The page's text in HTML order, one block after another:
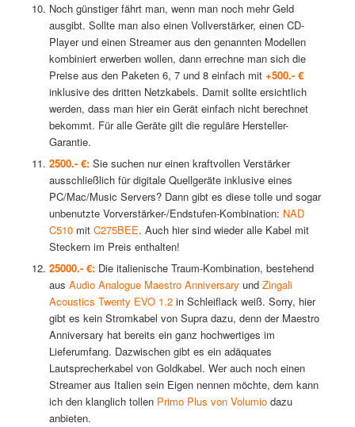
Noch günstiger fährt man, wenn man noch mehr Geld
ausgibt. Sollte man also einen Vollverstärker, einen CD-
Player und einen Streamer aus den genannten Modellen
kombiniert erwerben wollen, dann errechne man sich die
Preise aus den Paketen 6, 7 und 8 einfach mit +500.- €
inklusive des dritten Netzkabels. Damit sollte ersichtlich
werden, dass man hier ein Gerät einfach nicht berechnet
bekommt. Für alle Geräte gilt die reguläre Hersteller-
Garantie.
2500.- €:Sie suchen nur einen kraftvollen Verstärker
ausschließlich für digitale Quellgeräte inklusive eines
PC/Mac/Music Servers? Dann gibt es diese tolle und sogar
unbenutzte Vorverstärker-/Endstufen-Kombination: NAD
C510mit C275BEE. Auch hier sind wieder alle Kabel mit
Steckern im Preis enthalten!
25000.- €:Die italienische Traum-Kombination, bestehend
aus Audio Analogue Maestro Anniversary und Zingali
Acoustics Twenty EVO 1.2in Schleiflack weiß. Sorry, hier
gibt es kein Stromkabel von Supra dazu, denn der Maestro
Anniversary hat bereits ein ganz hochwertiges im
Lieferumfang. Dazwischen gibt es ein adäquates
Lautsprecherkabel von Goldkabel. Wer auch noch einen
Streamer aus Italien sein Eigen nennen möchte, dem kann
ich den klanglich tollen Primo Plus von Volumiodazu
anbieten.